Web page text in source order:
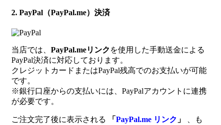
2. PayPal（PayPal.me）決済
当店では、 PayPal.meリンク を使用した手動送金による
PayPal決済に対応しております。
クレジットカードまたはPayPal残高でのお支払いが可能
です。
※銀行口座からの支払いには、PayPalアカウントに連携
が必要です。
ご注文完了後に表示される 「 PayPal.me リンク 」
、も